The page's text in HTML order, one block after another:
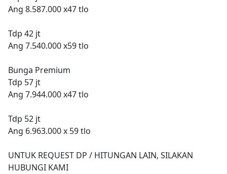
Ang 8.587.000 x47 tlo
Tdp 42 jt
Ang 7.540.000 x59 tlo
Bunga Premium
Tdp 57 jt
Ang 7.944.000 x47 tlo
Tdp 52 jt
Ang 6.963.000 x 59 tlo
UNTUK REQUEST DP / HITUNGAN LAIN, SILAKAN
HUBUNGI KAMI